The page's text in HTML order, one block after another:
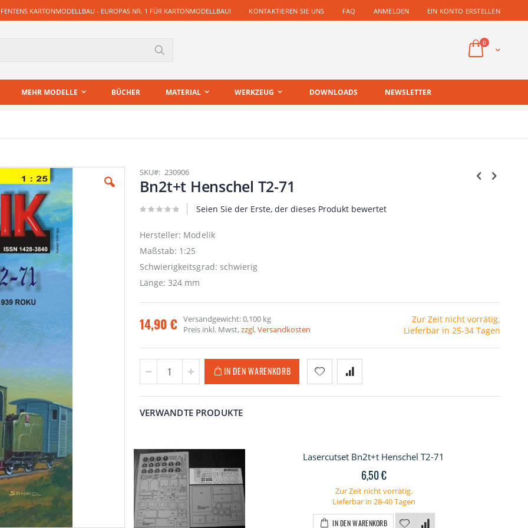
KARTONMODELLBAU - EUROPAS NR. 1 FÜR KARTONMODELLBAU! KONTAKTIEREN SIE UNS FAQ ANMELDEN EIN KONTO ERSTELLEN
Cart
0Artikel
MEHR MODELLE BÜCHER MATERIAL WERKZEUG DOWNLOADS NEWSLETTER
SKU 230906
Bn2t+t Henschel T2-71
Seien Sie der Erste, der dieses Produkt bewertet
Hersteller: Modelik
Maßstab: 1:25
Schwierigkeitsgrad: schwierig
Länge: 324 mm
14,90 € Versandgewicht: 0,100 kg
Preis inkl. Mwst,zzgl. Versandkosten
Zur Zeit nicht vorrätig.
Lieferbar in 25-34 Tagen
IN DEN WARENKORB
VERWANDTE PRODUKTE
Lasercutset Bn2t+t Henschel T2-71
6,50 €
Zur Zeit nicht vorrätig.
Lieferbar in 28-40 Tagen
IN DEN WARENKORB